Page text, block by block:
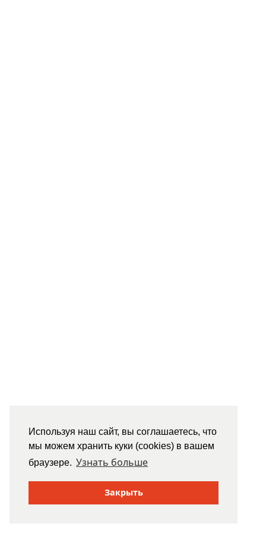
Используя наш сайт, вы соглашаетесь, что
мы можем хранить куки (cookies) в вашем
браузере. Узнать больше
Закрыть